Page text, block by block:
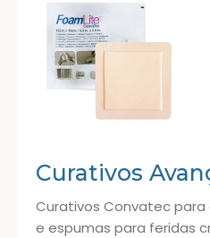
Curativos
Curativos Convatec
e espumas para feridas